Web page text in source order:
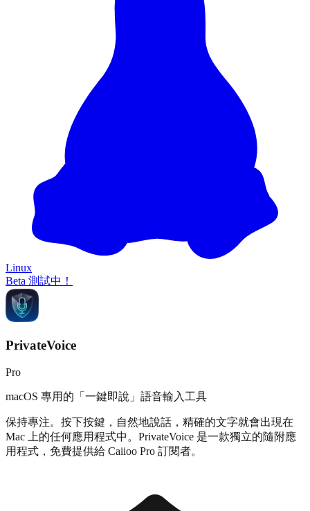
Linux
Beta 測試中！
PrivateVoice
Pro
macOS 專用的「一鍵即說」語音輸入工具
保持專注。按下按鍵，自然地說話，精確的文字就會出現在
Mac 上的任何應用程式中。PrivateVoice 是一款獨立的隨附應
用程式，免費提供給 Caiioo Pro 訂閱者。